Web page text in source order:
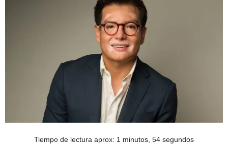
Tiempo de lectura aprox: 1 minutos, 54 segundos